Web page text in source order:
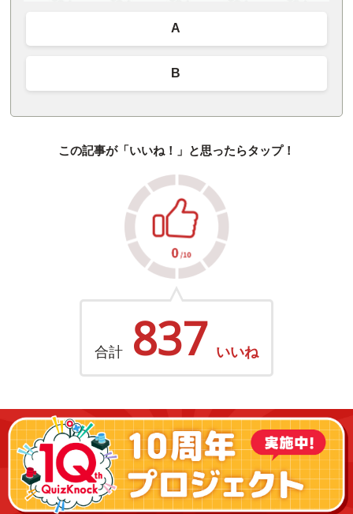
A
B
この記事が「いいね！」と思ったらタップ！
合計 837 いいね